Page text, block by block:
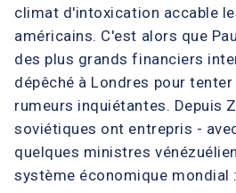
climat d'intoxication accable
américains. C'est alors que
des plus grands financiers
dépêché à Londres pour
rumeurs inquiétantes. Depuis
soviétiques ont entrepris -
quelques ministres
système économique